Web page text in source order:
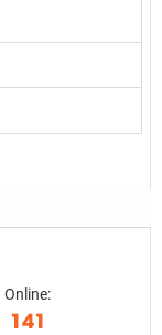
Online:
141